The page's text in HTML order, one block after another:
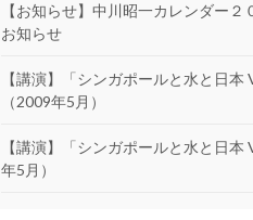
【お知らせ】中川昭一カレンダー２
お知らせ
【講演】「シンガポールと水と日本
（2009年5月）
【講演】「シンガポールと水と日本
年5月）